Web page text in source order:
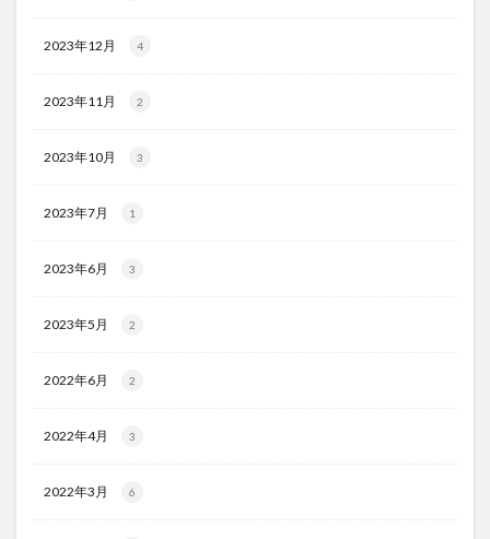
2023年12月 4
2023年11月 2
2023年10月 3
2023年7月 1
2023年6月 3
2023年5月 2
2022年6月 2
2022年4月 3
2022年3月 6